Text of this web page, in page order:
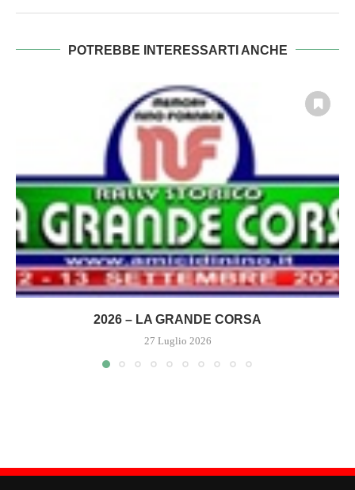
POTREBBE INTERESSARTI ANCHE
2026 – LA GRANDE CORSA
27 Luglio 2026